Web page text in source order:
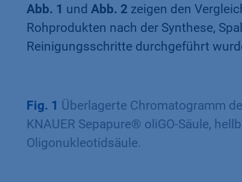
Abb. 1 und Abb. 2 zeigen den
Rohprodukten nach der Synthese,
Reinigungsschritte durchgeführt
Fig. 1 Überlagerte Chromatogramm
KNAUER Sepapure® oliGO-Säule,
Oligonukleotidsäule.